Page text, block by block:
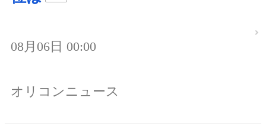
08月06日 00:00
オリコンニュース